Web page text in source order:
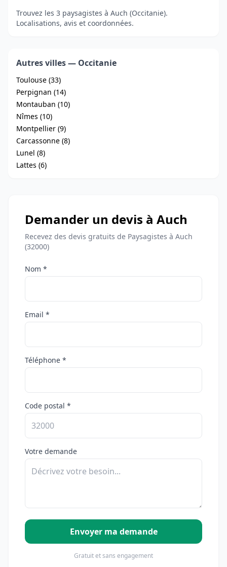
Trouvez les 3 paysagistes à Auch (Occitanie).
Localisations, avis et coordonnées.
Autres villes — Occitanie
Toulouse (33)
Perpignan (14)
Montauban (10)
Nîmes (10)
Montpellier (9)
Carcassonne (8)
Lunel (8)
Lattes (6)
Demander un devis à Auch
Recevez des devis gratuits de Paysagistes à Auch
(32000)
Nom *
Email *
Téléphone *
Code postal *
Votre demande
Envoyer ma demande
Gratuit et sans engagement